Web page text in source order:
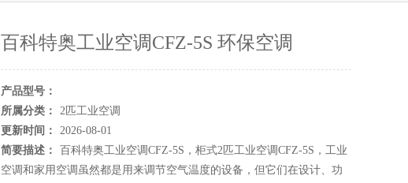
百科特奥工业空调CFZ-5S 环保空调
产品型号：
所属分类：
2匹工业空调
更新时间：
2026-08-01
简要描述：
百科特奥工业空调CFZ-5S，柜式2匹工业空调CFZ-5S，工业
空调和家用空调虽然都是用来调节空气温度的设备，但它们在设计、功